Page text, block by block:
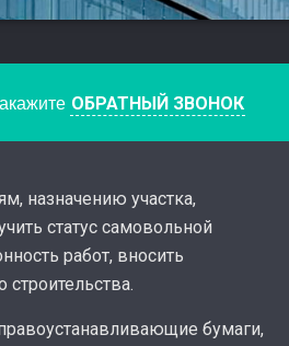
ОБРАТНЫЙ ЗВОНОК
назначению участка,
статус самовольной
работ, вносить
бумаги,